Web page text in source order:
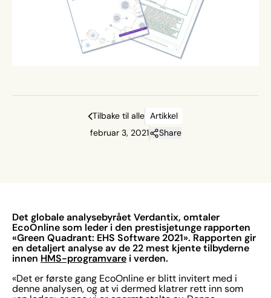
Tilbake til alle Artikkel
februar 3, 2021
Share
Det globale analysebyrået Verdantix, omtaler
EcoOnline som leder i den prestisjetunge rapporten
«Green Quadrant: EHS Software 2021». Rapporten gir
en detaljert analyse av de 22 mest kjente tilbyderne
innen HMS-programvare i verden.
«Det er første gang EcoOnline er blitt invitert med i
denne analysen, og at vi dermed klatrer rett inn som